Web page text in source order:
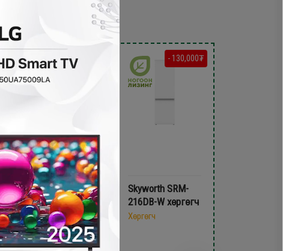
- 120,000₮
Meiling BCD-138S
Хөргөгч
Хөргөгч
- 130,000₮
Skyworth SRM-
216DB-W хөргөгч
Хөргөгч